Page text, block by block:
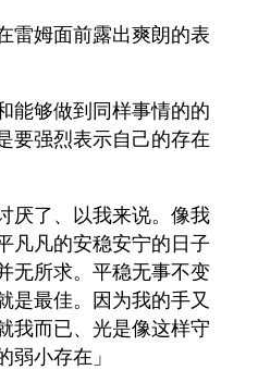
雷姆面前露出爽朗的表
能够做到同样事情的的
要强烈表示自己的存在
厌了、以我来说。像我
凡凡的安稳安宁的日子
无所求。平稳无事不变
是最佳。因为我的手又
我而已、光是像这样守
弱小存在」